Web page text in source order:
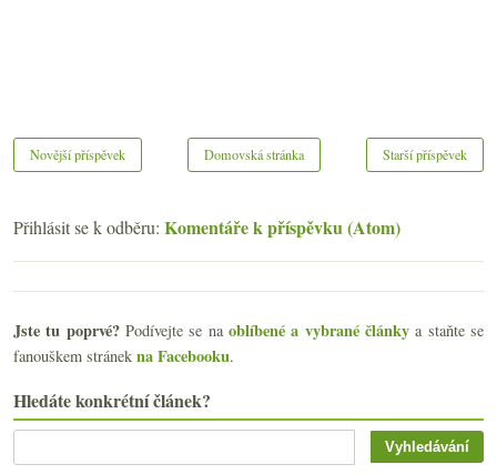
Novější příspěvek Starší příspěvek
Domovská stránka
Přihlásit se k odběru: Komentáře k příspěvku (Atom)
Jste tu poprvé?Podívejte se naoblíbené a vybrané články a staňte se
fanouškem stránek na Facebooku.
Hledáte konkrétní článek?